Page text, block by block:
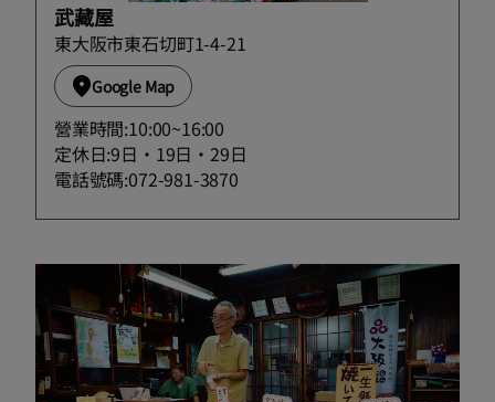
武藏屋
東大阪市東石切町1-4-21
Google Map
營業時間:10:00~16:00
定休日:9日・19日・29日
電話號碼:072-981-3870